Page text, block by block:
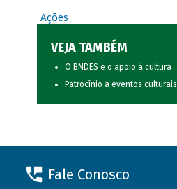
Ações
VEJA TAMBÉM
O BNDES e o apoio à cultura
Patrocínio a eventos culturais
Fale Conosco